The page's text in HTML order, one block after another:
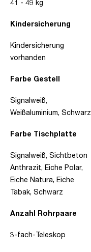
Kindersicherung
Farbe Gestell
Farbe Tischplatte
Anzahl Rohrpaare
41 - 49 kg
Kindersicherung
vorhanden
Signalweiß,
Weißaluminium, Schwarz
Signalweiß, Sichtbeton
Anthrazit, Eiche Polar,
Eiche Natura, Eiche
Tabak, Schwarz
3-fach-Teleskop